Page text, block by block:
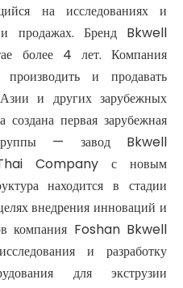
на исследованиях и
и продажах. Бренд Bkwell
более 4 лет. Компания
производить и продавать
и других зарубежных
первая зарубежная
группы — завод Bkwell
Company с новым
находится в стадии
внедрения инноваций и
компания Foshan Bkwell
и разработку
для экструзии